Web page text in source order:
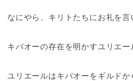
なにやら、キリトたちにお礼を言
キバオーの存在を明かすユリエー
ユリエールはキバオーをギルドか